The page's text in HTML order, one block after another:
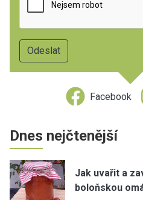
Facebook
Dnes nejčtenější
Jak uvařit a
boloňskou